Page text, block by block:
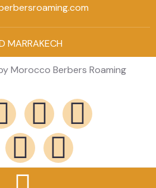
MARRAKECH
Morocco Berbers Roaming